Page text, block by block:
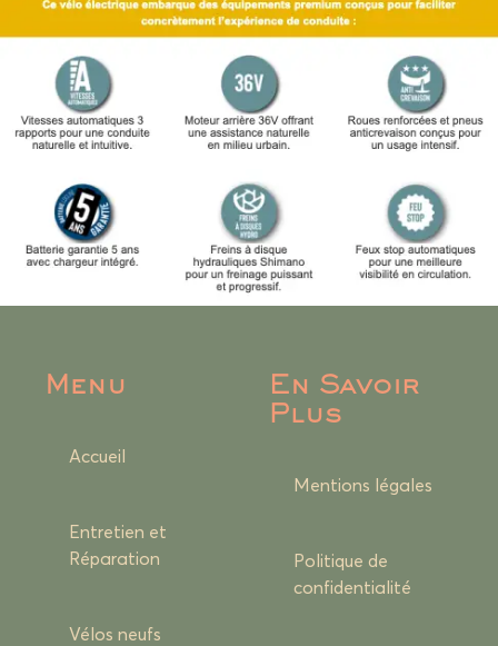
Menu
Accueil
Entretien et
Réparation
Vélos neufs
En Savoir
Plus
Mentions légales
Politique de
confidentialité